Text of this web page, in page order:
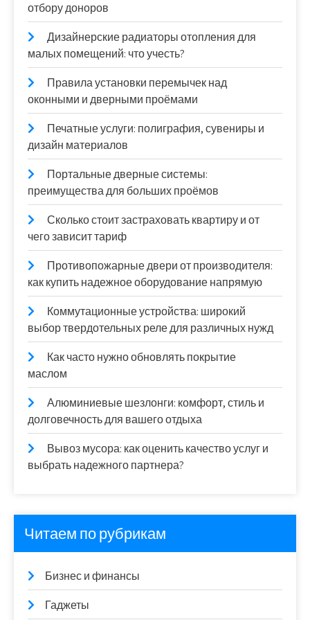
отбору доноров
Дизайнерские радиаторы отопления для
малых помещений: что учесть?
Правила установки перемычек над
оконными и дверными проёмами
Печатные услуги: полиграфия, сувениры и
дизайн материалов
Портальные дверные системы:
преимущества для больших проёмов
Сколько стоит застраховать квартиру и от
чего зависит тариф
Противопожарные двери от производителя:
как купить надежное оборудование напрямую
Коммутационные устройства: широкий
выбор твердотельных реле для различных нужд
Как часто нужно обновлять покрытие
маслом
Алюминиевые шезлонги: комфорт, стиль и
долговечность для вашего отдыха
Вывоз мусора: как оценить качество услуг и
выбрать надежного партнера?
Читаем по рубрикам
Бизнес и финансы
Гаджеты